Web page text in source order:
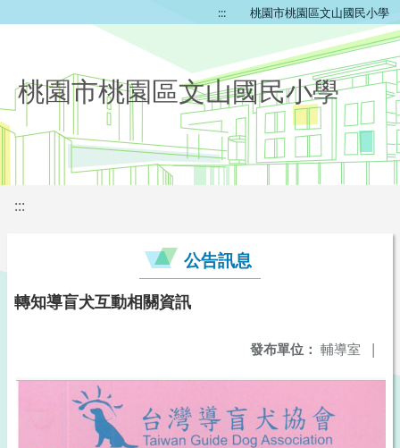
::: 桃園市桃園區文山國民小學
桃園市桃園區文山國民小學
:::
公告訊息
轉知導盲犬互動相關資訊
發布單位： 輔導室 |